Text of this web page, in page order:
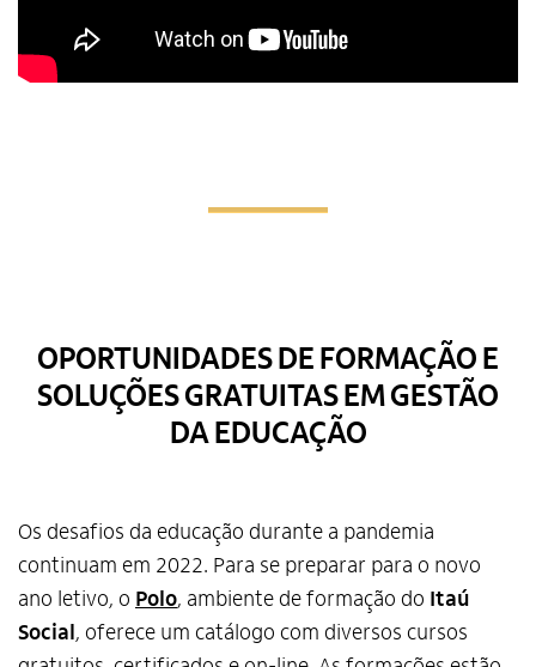
OPORTUNIDADES DE FORMAÇÃO E
SOLUÇÕES GRATUITAS EM GESTÃO
DA EDUCAÇÃO
Os desafios da educação durante a pandemia
continuam em 2022. Para se preparar para o novo
ano letivo, o Polo, ambiente de formação do Itaú
Social, oferece um catálogo com diversos cursos